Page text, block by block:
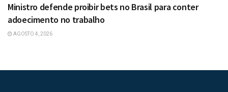
Ministro defende proibir bets no Brasil para conter
adoecimento no trabalho
AGOSTO 4, 2026